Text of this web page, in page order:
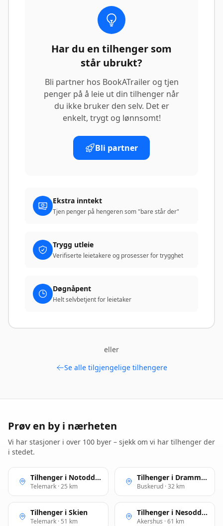
Har du en tilhenger som
står ubrukt?
Bli partner hos BookATrailer og tjen
penger på å leie ut din tilhenger når
du ikke bruker den selv. Det er
enkelt, trygt og lønnsomt!
Bli partner
Ekstra inntekt
Tjen penger på hengeren som "bare står der"
Trygg utleie
Verifiserte leietakere og prosesser for trygghet
Døgnåpent
Helt selvbetjent for leietaker
eller
Se alle tilgjengelige tilhengere
Prøv en by i nærheten
Vi har stasjoner i over 100 byer – sjekk om vi har tilhenger der
i stedet.
Tilhenger i Notodden
Telemark · 25 km
Tilhenger i Drammen
Buskerud · 32 km
Tilhenger i Skien
Telemark · 51 km
Tilhenger i Nesoddtangen
Akershus · 61 km